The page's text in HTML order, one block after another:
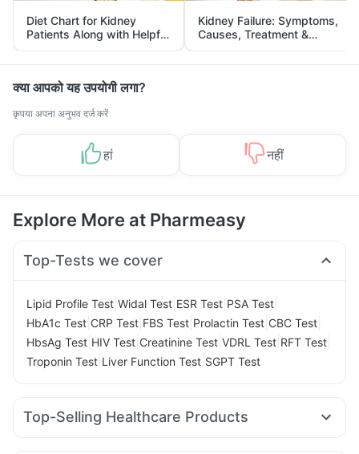
Diet Chart for Kidney
Patients Along with Helpful
Tips
Kidney Failure: Symptoms,
Causes, Treatment &
Prevention
क्या आपको यह उपयोगी लगा?
कृपया अपना अनुभव दर्ज करें
हां नहीं
Explore More at Pharmeasy
Top-Tests we cover
Lipid Profile Test Widal Test ESR Test PSA Test
HbA1c Test CRP Test FBS Test Prolactin Test CBC Test
HbsAg Test HIV Test Creatinine Test VDRL Test RFT Test
Troponin Test Liver Function Test SGPT Test
Top-Selling Healthcare Products
Buscogast 10mg Evion 400 mg